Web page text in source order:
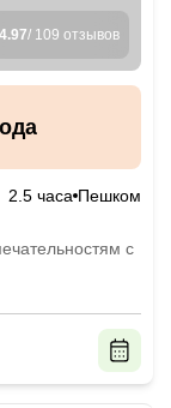
4.97/ 109 отзывов
2.5 часа Пешком
с